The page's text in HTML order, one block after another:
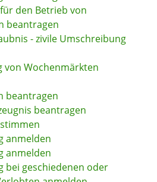
den Betrieb von
beantragen
- zivile Umschreibung
von Wochenmärkten
beantragen
beantragen
anmelden
anmelden
bei geschiedenen oder